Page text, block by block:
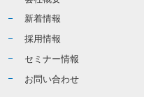
新着情報
採用情報
セミナー情報
お問い合わせ